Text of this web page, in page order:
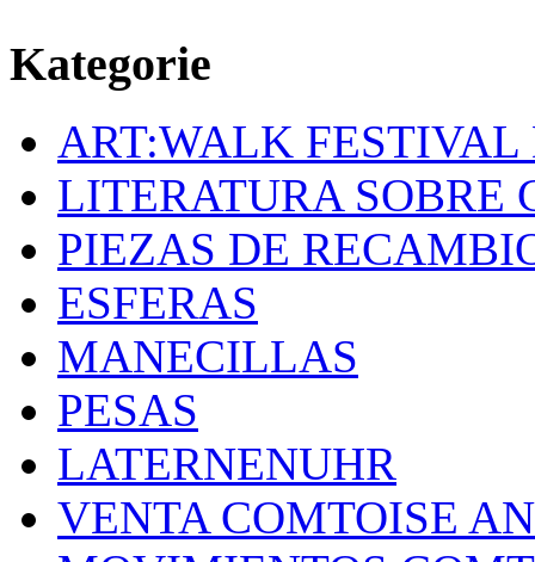
Kategorie
ART:WALK FESTIVAL
LITERATURA SOBRE
PIEZAS DE
ESFERAS
MANECILLAS
PESAS
LATERNENUHR
VENTA COMTOISE